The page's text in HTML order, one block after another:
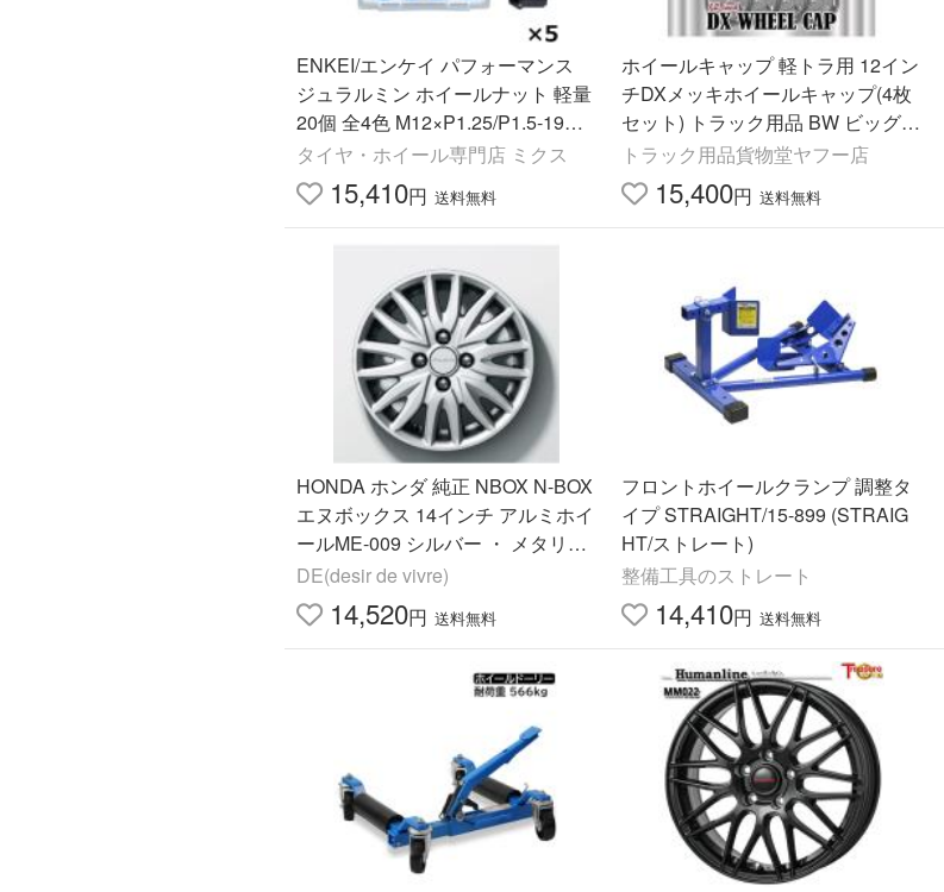
ENKEI/エンケイ パフォーマンス
ジュラルミン ホイールナット 軽量
20個 全4色 M12×P1.25/P1.5-19HE
X
タイヤ・ホイール専門店 ミクス
15,410円 送料無料
ホイールキャップ 軽トラ用 12イン
チDXメッキホイールキャップ(4枚
セット) トラック用品 BW ビッグウ
エスト 3280010
トラック用品貨物堂ヤフー店
15,400円 送料無料
HONDA ホンダ 純正 NBOX N-BOX
エヌボックス 14インチ アルミホイ
ールME-009 シルバー ・ メタリッ
ク塗装 1本 2011.11〜2012.11 08W
14-TY0-000A
DE(desir de vivre)
14,520円 送料無料
フロントホイールクランプ 調整タ
イプ STRAIGHT/15-899 (STRAIG
HT/ストレート)
整備工具のストレート
14,410円 送料無料